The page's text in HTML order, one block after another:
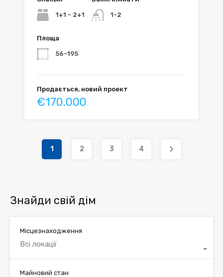
1+1 - 2+1 1-2
Площа
56-195
Продається, новий проект
€170.000
1 2 3 4
Знайди свій дім
Місцезнаходження
Всі локації
Майновий стан